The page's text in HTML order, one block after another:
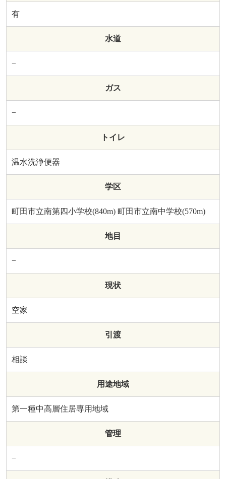
有
水道
−
ガス
−
トイレ
温水洗浄便器
学区
町田市立南第四小学校(840m) 町田市立南中学校(570m)
地目
−
現状
空家
引渡
相談
用途地域
第一種中高層住居専用地域
管理
−